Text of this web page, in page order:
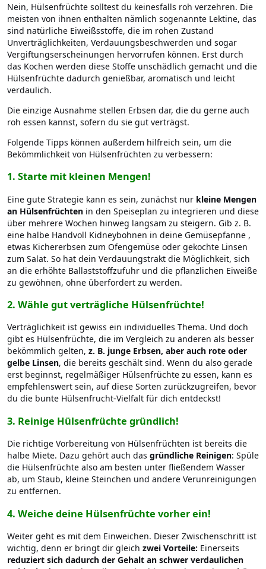
Nein, Hülsenfrüchte solltest du keinesfalls roh verzehren. Die
meisten von ihnen enthalten nämlich sogenannte Lektine, das
sind natürliche Eiweißsstoffe, die im rohen Zustand
Unverträglichkeiten, Verdauungsbeschwerden und sogar
Vergiftungserscheinungen hervorrufen können. Erst durch
das Kochen werden diese Stoffe unschädlich gemacht und die
Hülsenfrüchte dadurch genießbar, aromatisch und leicht
verdaulich.
Die einzige Ausnahme stellen Erbsen dar, die du gerne auch
roh essen kannst, sofern du sie gut verträgst.
Folgende Tipps können außerdem hilfreich sein, um die
Bekömmlichkeit von Hülsenfrüchten zu verbessern:
1. Starte mit kleinen Mengen!
Eine gute Strategie kann es sein, zunächst nur kleine Mengen
an Hülsenfrüchten in den Speiseplan zu integrieren und diese
über mehrere Wochen hinweg langsam zu steigern. Gib z. B.
eine halbe Handvoll Kidneybohnen in deine Gemüsepfanne ,
etwas Kichererbsen zum Ofengemüse oder gekochte Linsen
zum Salat. So hat dein Verdauungstrakt die Möglichkeit, sich
an die erhöhte Ballaststoffzufuhr und die pflanzlichen Eiweiße
zu gewöhnen, ohne überfordert zu werden.
2. Wähle gut verträgliche Hülsenfrüchte!
Verträglichkeit ist gewiss ein individuelles Thema. Und doch
gibt es Hülsenfrüchte, die im Vergleich zu anderen als besser
bekömmlich gelten, z. B. junge Erbsen, aber auch rote oder
gelbe Linsen, die bereits geschält sind. Wenn du also gerade
erst beginnst, regelmäßiger Hülsenfrüchte zu essen, kann es
empfehlenswert sein, auf diese Sorten zurückzugreifen, bevor
du die bunte Hülsenfrucht-Vielfalt für dich entdeckst!
3. Reinige Hülsenfrüchte gründlich!
Die richtige Vorbereitung von Hülsenfrüchten ist bereits die
halbe Miete. Dazu gehört auch das gründliche Reinigen: Spüle
die Hülsenfrüchte also am besten unter fließendem Wasser
ab, um Staub, kleine Steinchen und andere Verunreinigungen
zu entfernen.
4. Weiche deine Hülsenfrüchte vorher ein!
Weiter geht es mit dem Einweichen. Dieser Zwischenschritt ist
wichtig, denn er bringt dir gleich zwei Vorteile: Einerseits
reduziert sich dadurch der Gehalt an schwer verdaulichen